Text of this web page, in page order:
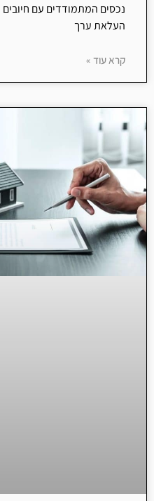
נכסים המתמודדים עם
העלאת ערך
קרא עוד »